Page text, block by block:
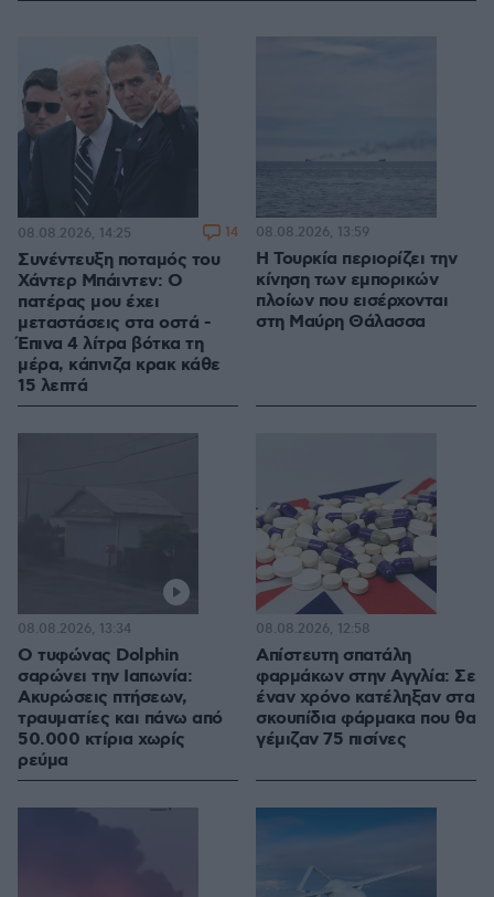
Συνέντευξη ποταμός του
Χάντερ Μπάιντεν: Ο
πατέρας μου έχει
μεταστάσεις στα οστά -
Έπινα 4 λίτρα βότκα τη
μέρα, κάπνιζα κρακ κάθε
15 λεπτά
08.08.2026, 14:25 14
Η Τουρκία περιορίζει την
κίνηση των εμπορικών
πλοίων που εισέρχονται
στη Μαύρη Θάλασσα
08.08.2026, 13:59
Ο τυφώνας Dolphin
σαρώνει την Ιαπωνία:
Ακυρώσεις πτήσεων,
τραυματίες και πάνω από
50.000 κτίρια χωρίς
ρεύμα
08.08.2026, 13:34
Απίστευτη σπατάλη
φαρμάκων στην Αγγλία: Σε
έναν χρόνο κατέληξαν στα
σκουπίδια φάρμακα που θα
γέμιζαν 75 πισίνες
08.08.2026, 12:58